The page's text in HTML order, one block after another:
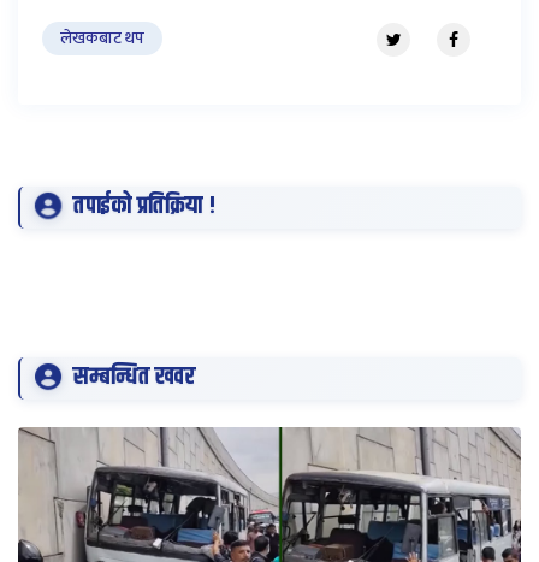
लेखकबाट थप
तपाईको प्रतिक्रिया !
सम्बन्धित खवर